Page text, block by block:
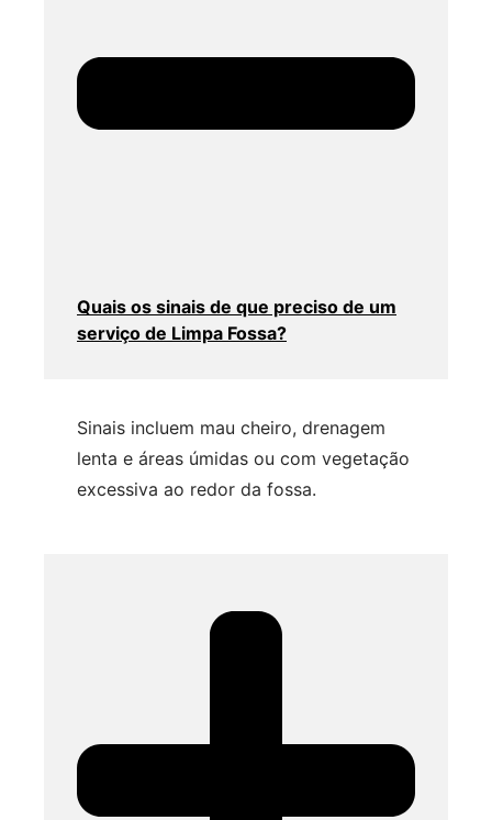
Quais os sinais de que preciso de um
serviço de Limpa Fossa?
Sinais incluem mau cheiro, drenagem
lenta e áreas úmidas ou com vegetação
excessiva ao redor da fossa.